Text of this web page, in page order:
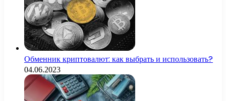
Обменник криптовалют: как выбрать и использовать?
04.06.2023